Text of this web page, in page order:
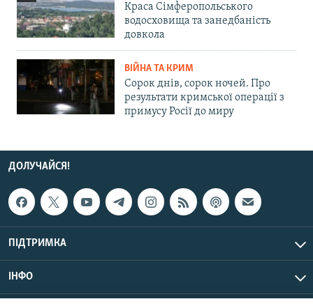
Краса Сімферопольського
водосховища та занедбаність
довкола
ВІЙНА ТА КРИМ
Сорок днів, сорок ночей. Про
результати кримської операції з
примусу Росії до миру
ДОЛУЧАЙСЯ!
ПІДТРИМКА
ІНФО